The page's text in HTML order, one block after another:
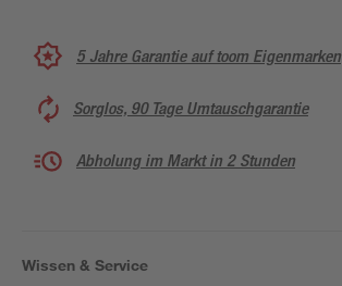
5 Jahre Garantie auf toom Eigenmarken
Sorglos, 90 Tage Umtauschgarantie
Abholung im Markt in 2 Stunden
Wissen & Service